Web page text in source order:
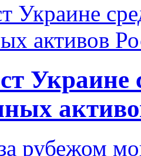
Украине